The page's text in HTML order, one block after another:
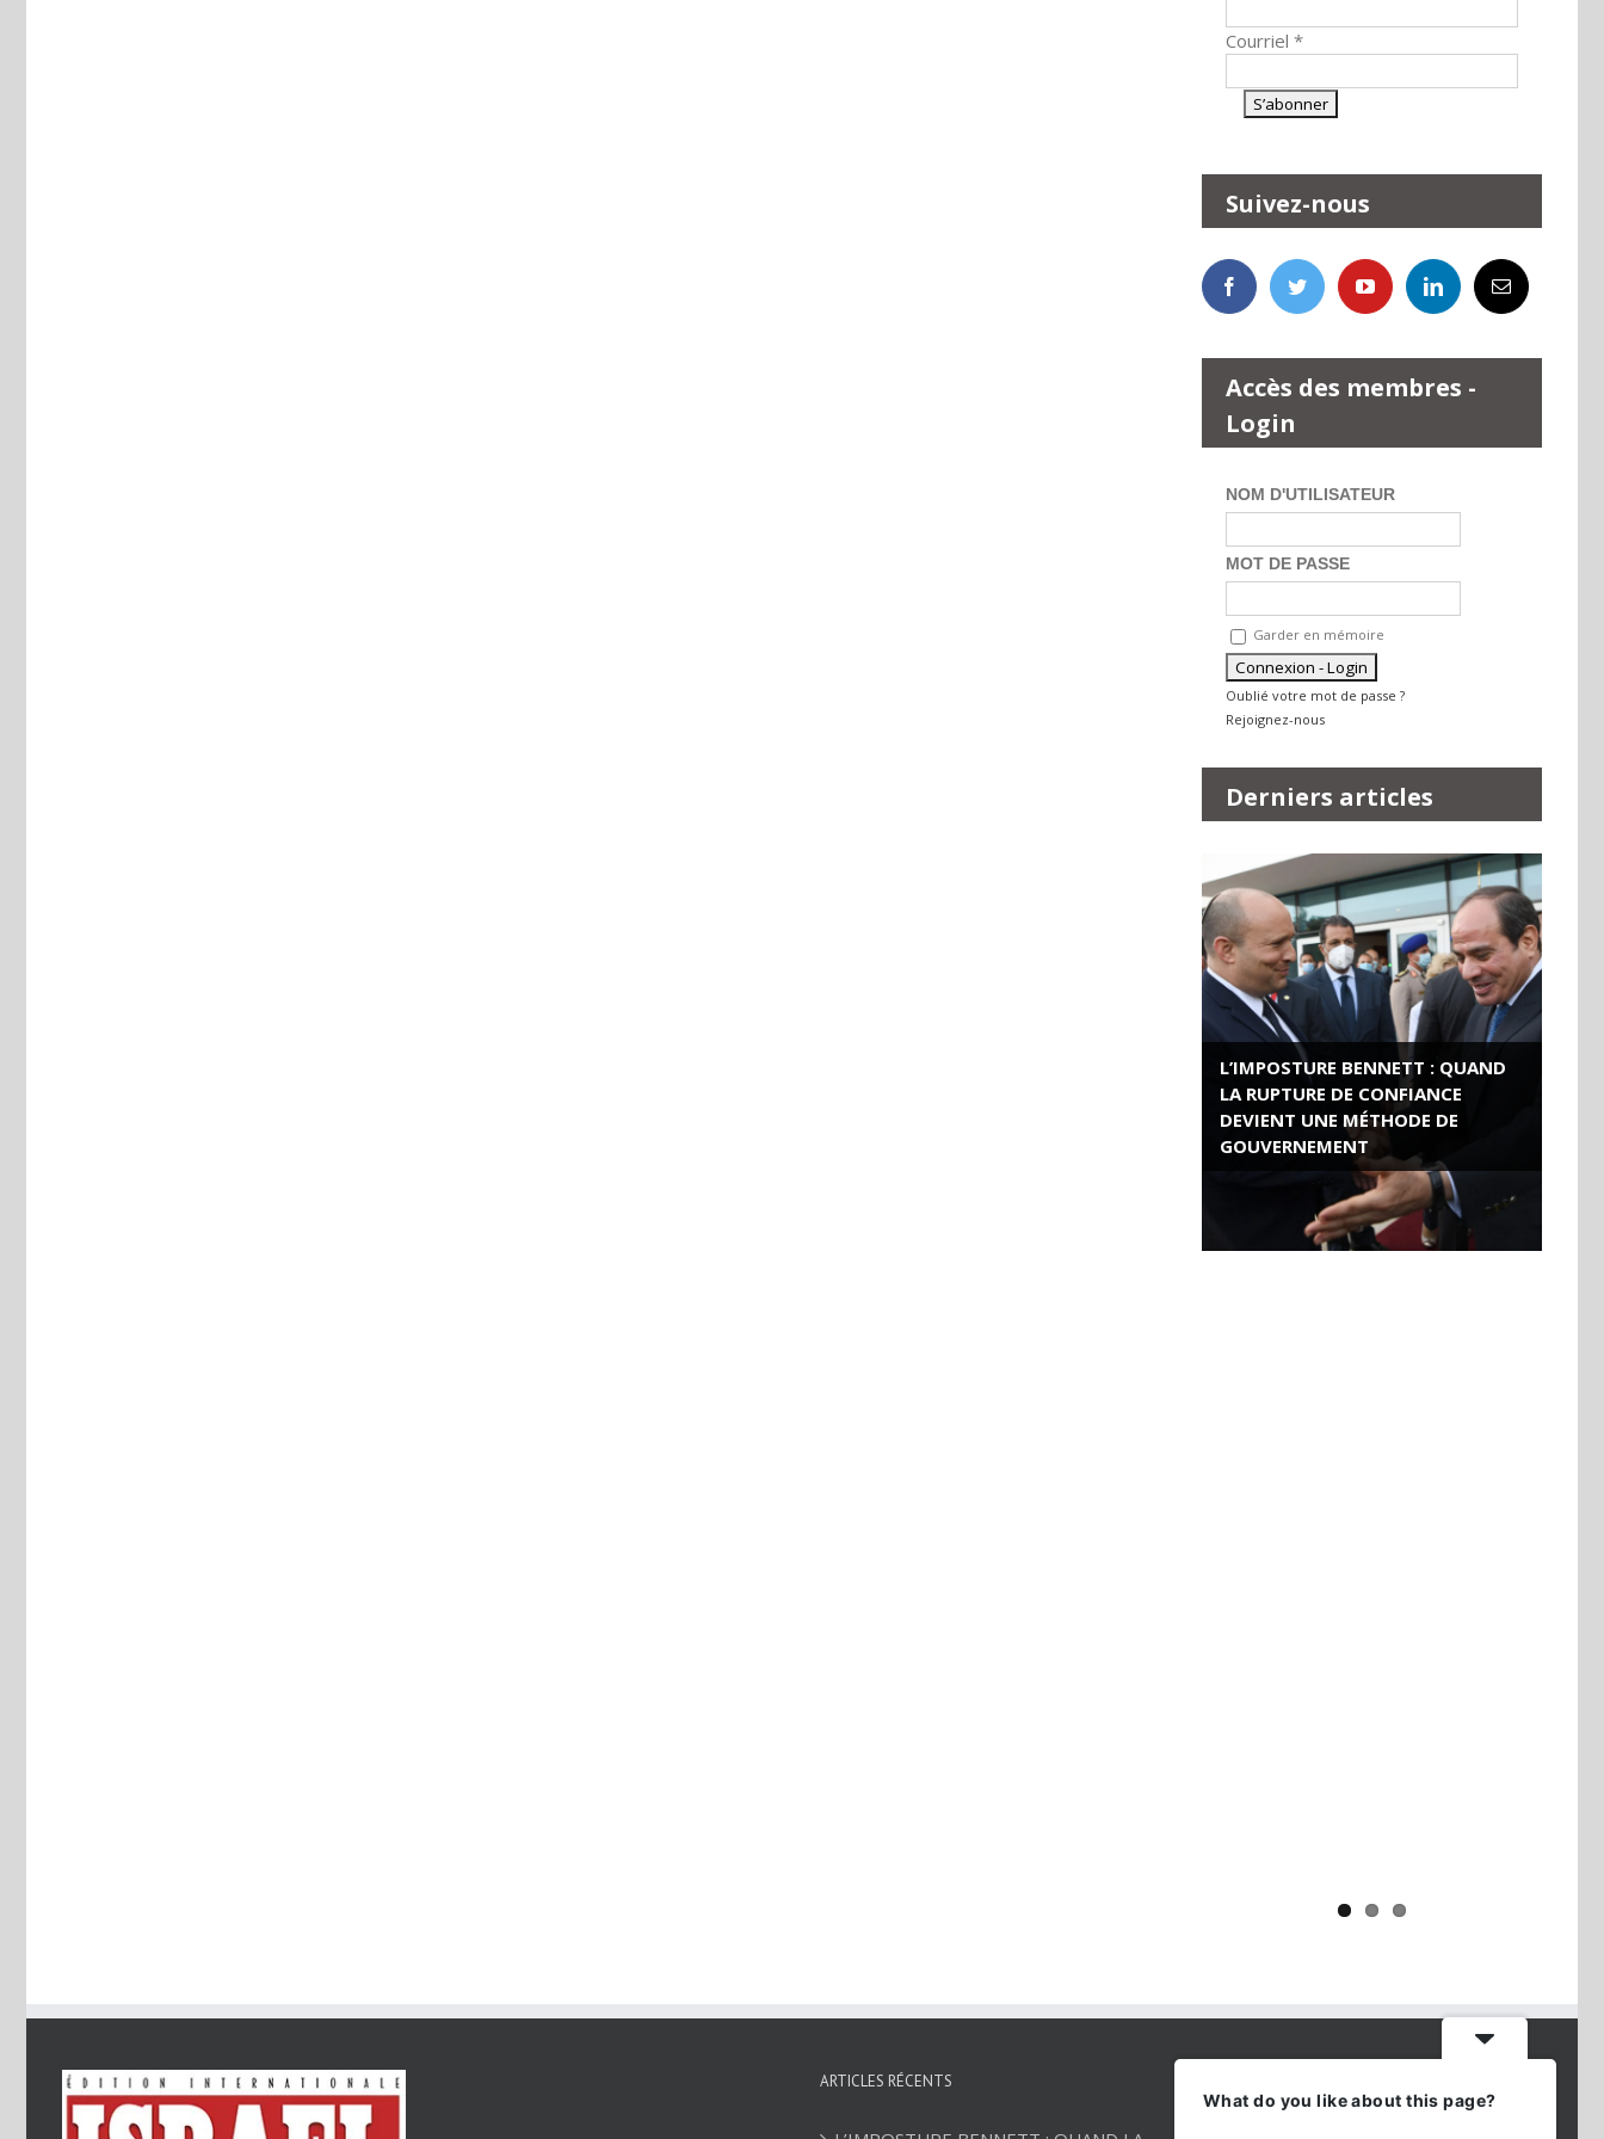
Courriel *
Suivez-nous
Accès des membres -
Login
NOM D'UTILISATEUR
MOT DE PASSE
Garder en mémoire
Oublié votre mot de passe ?
Rejoignez-nous
Derniers articles
L’IMPOSTURE BENNETT : QUAND
LA RUPTURE DE CONFIANCE
DEVIENT UNE MÉTHODE DE
GOUVERNEMENT
ROSE VALLAND, HEROÏNE DE LA
RESISTANCE FRANÇAISE
ARTICLES RÉCENTS
What do you like about this page?